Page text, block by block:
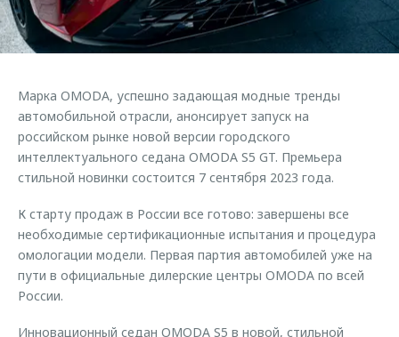
Страхование
Кредитный калькулятор
Одежда и сувениры
Оригинальные аксессуары
Запчасти
Калькулятор трейд-ин
Руководства по эксплуатации
Клиентская поддержка
Клуб владельцев OMODA
Приложение O&J
Аксессуары
Одежда и сувениры
Оригинальные аксессуары
Запчасти
Обратная связь
Марка OMODA, успешно задающая модные тренды
автомобильной отрасли, анонсирует запуск на
российском рынке новой версии городского
интеллектуального седана OMODA S5 GT. Премьера
стильной новинки состоится 7 сентября 2023 года.
К старту продаж в России все готово: завершены все
необходимые сертификационные испытания и процедура
омологации модели. Первая партия автомобилей уже на
пути в официальные дилерские центры OMODA по всей
России.
Инновационный седан OMODA S5 в новой, стильной